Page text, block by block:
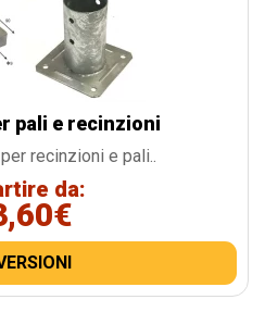
pali e recinzioni
recinzioni e pali..
da: